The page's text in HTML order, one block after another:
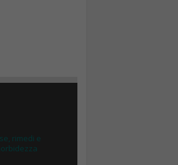
rimedi e